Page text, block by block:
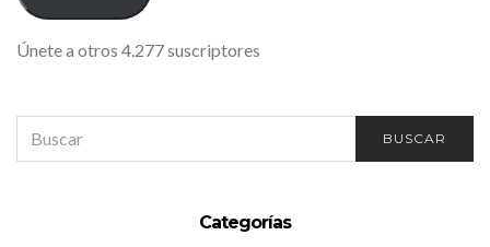
Únete a otros 4.277 suscriptores
FOR:
BUSCAR
Categorías